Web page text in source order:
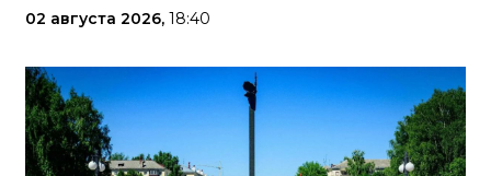
02 августа 2026, 18:40